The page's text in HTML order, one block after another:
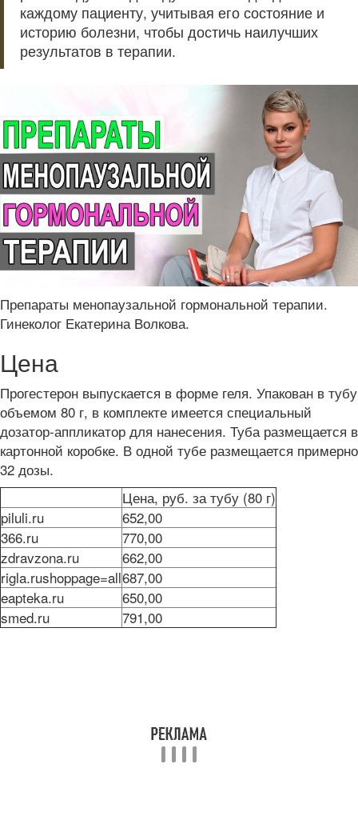
каждому пациенту, учитывая его состояние и
историю болезни, чтобы достичь наилучших
результатов в терапии.
Препараты менопаузальной гормональной терапии.
Гинеколог Екатерина Волкова.
Цена
Прогестерон выпускается в форме геля. Упакован в тубу
объемом 80 г, в комплекте имеется специальный
дозатор-аппликатор для нанесения. Туба размещается в
картонной коробке. В одной тубе размещается примерно
32 дозы.
Цена, руб. за тубу (80 г)
piluli.ru
652,00
366.ru
770,00
zdravzona.ru
662,00
rigla.rushoppage=all687,00
eapteka.ru
650,00
smed.ru
791,00